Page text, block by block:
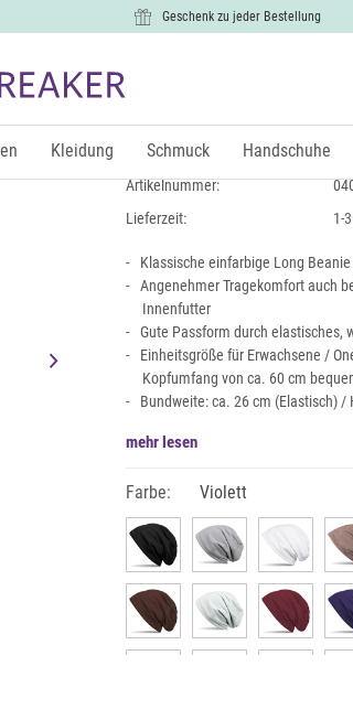
Geschenk zu jeder Bestellung
Kleidung Schmuck Handschuhe
Unifarbene Beanie
11,99 €
inkl. MwSt., zzgl.Versand
Artikelnummer:
Lieferzeit:
1-
Klassische einfarbige Long
Angenehmer Tragekomfort auch
Innenfutter
Gute Passform durch elastisches,
Einheitsgröße für Erwachsene /
Kopfumfang von ca. 60 cm
Bundweite: ca. 26 cm (Elastisch) /
mehr lesen
Farbe: Violett